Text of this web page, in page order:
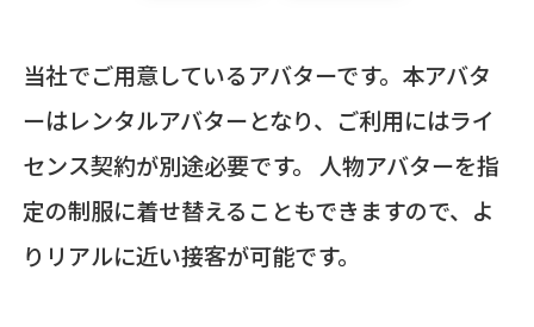
当社でご用意しているアバターです。本アバタ
ーはレンタルアバターとなり、ご利用にはライ
センス契約が別途必要です。 人物アバターを指
定の制服に着せ替えることもできますので、よ
りリアルに近い接客が可能です。